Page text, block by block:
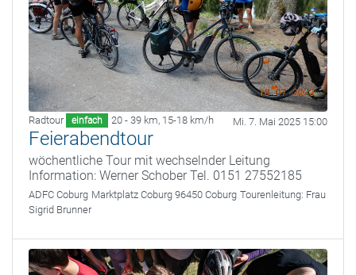
Radtour einfach 20 - 39 km, 15-18 km/h Mi. 7. Mai 2025 15:00
Feierabendtour
wöchentliche Tour mit wechselnder Leitung
Information: Werner Schober Tel. 0151 27552185
ADFC Coburg Marktplatz Coburg 96450 Coburg Tourenleitung: Frau
Sigrid Brunner